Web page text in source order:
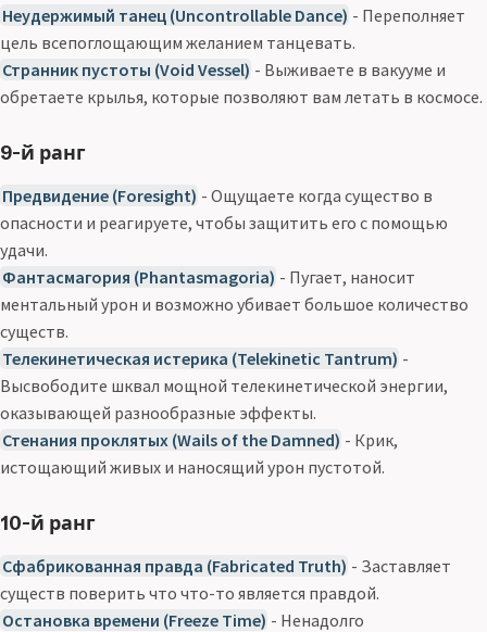
Неудержимый танец (Uncontrollable Dance) - Переполняет
цель всепоглощающим желанием танцевать.
Странник пустоты (Void Vessel) - Выживаете в вакууме и
обретаете крылья, которые позволяют вам летать в космосе.
9-й ранг
Предвидение (Foresight) - Ощущаете когда существо в
опасности и реагируете, чтобы защитить его с помощью
удачи.
Фантасмагория (Phantasmagoria) - Пугает, наносит
ментальный урон и возможно убивает большое количество
существ.
Телекинетическая истерика (Telekinetic Tantrum) -
Высвободите шквал мощной телекинетической энергии,
оказывающей разнообразные эффекты.
Стенания проклятых (Wails of the Damned) - Крик,
истощающий живых и наносящий урон пустотой.
10-й ранг
Сфабрикованная правда (Fabricated Truth) - Заставляет
существ поверить что что-то является правдой.
Остановка времени (Freeze Time) - Ненадолго